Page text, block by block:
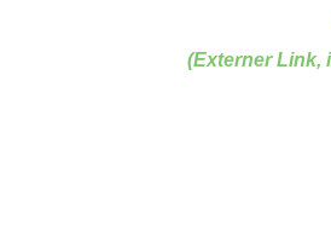
(Externer Link,